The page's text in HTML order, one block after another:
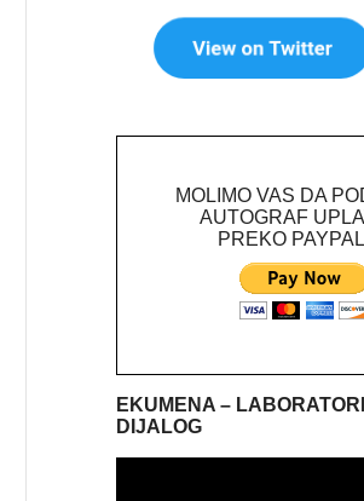
MOLIMO VAS DA
AUTOGRAF
PREKO
EKUMENA –
DIJALOG